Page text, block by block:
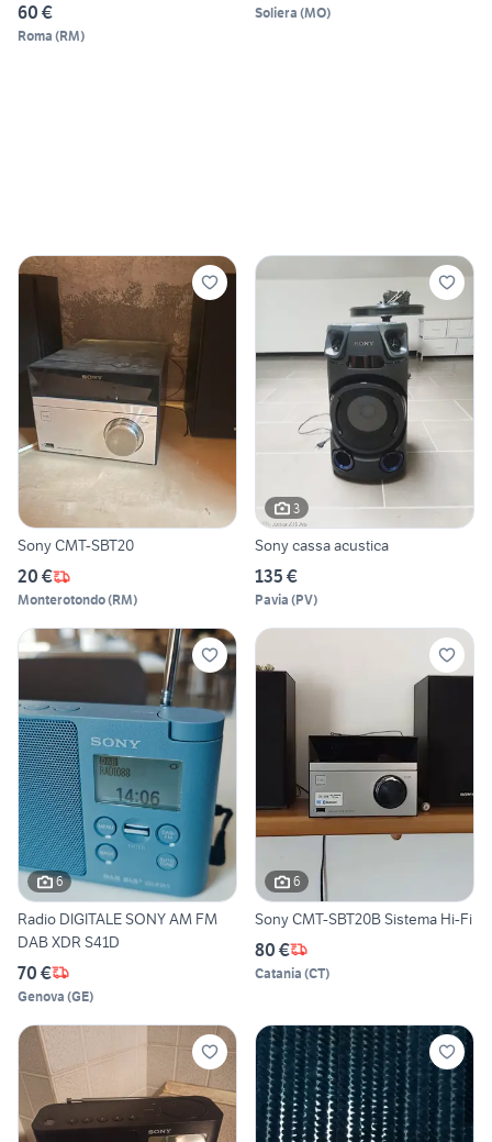
60 €
Roma (RM)
Soliera (MO)
Sony CMT-SBT20
20 €
Monterotondo(RM)
3
Sony cassa acustica
135 €
Pavia (PV)
6
Radio DIGITALE SONY AM FM
DAB XDR S41D
70 €
Genova (GE)
6
Sony CMT-SBT20B Sistema Hi-Fi
80 €
Catania (CT)